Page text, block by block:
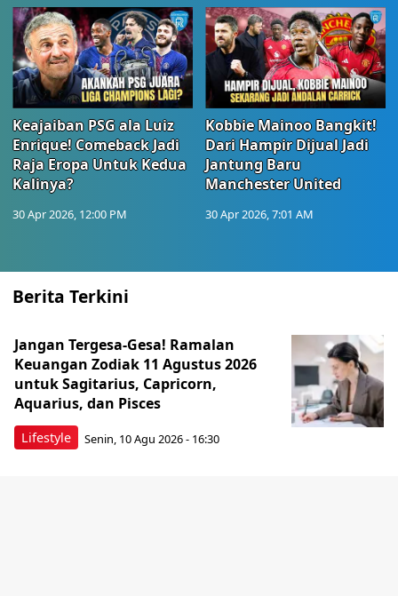
Keajaiban PSG ala Luiz
Enrique! Comeback Jadi
Raja Eropa Untuk Kedua
Kalinya?
30 Apr 2026, 12:00 PM
Kobbie Mainoo Bangkit!
Dari Hampir Dijual Jadi
Jantung Baru
Manchester United
30 Apr 2026, 7:01 AM
Berita Terkini
Lifestyle
Jangan Tergesa-Gesa! Ramalan
Keuangan Zodiak 11 Agustus 2026
untuk Sagitarius, Capricorn,
Aquarius, dan Pisces
Senin, 10 Agu 2026 - 16:30